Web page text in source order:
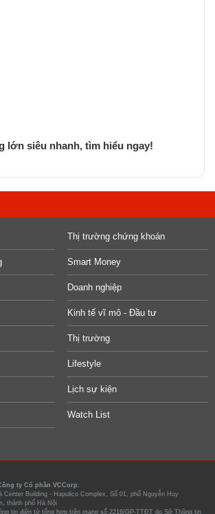
lớn siêu nhanh, tìm hiểu ngay!
Thị trường chứng khoán
Smart Money
Doanh nghiệp
Kinh tế vĩ mô - Đầu tư
Thị trường
Lifestyle
Lịch sự kiện
Watch List
ty Cổ phần VCCorp.
Center Building - Hapulico Complex, Số 01, phố Nguyễn Huy
thành phố Hà Nội
tin điện tử tổng hợp trên mạng số 2216/GP-TTĐT do Sở Thông tin